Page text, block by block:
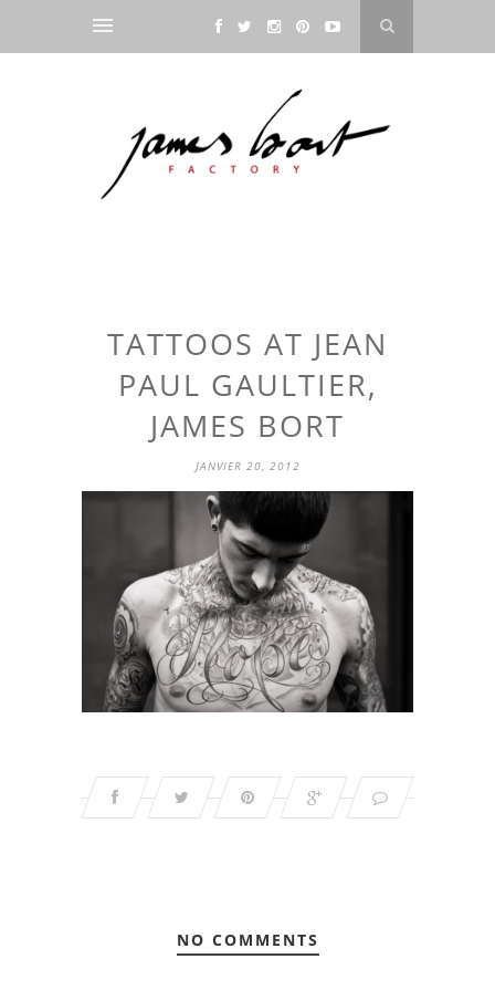
TATTOOS AT JEAN
PAUL GAULTIER,
JAMES BORT
JANVIER 20, 2012
NO COMMENTS